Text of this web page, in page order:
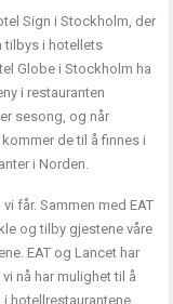
Sign i Stockholm, der
tilbys i hotellets
Globe i Stockholm ha
i restauranten
sesong, og når
de til å finnes i
i Norden.
får. Sammen med EAT
og tilby gjestene våre
EAT og Lancet har
nå har mulighet til å
hotellrestaurantene